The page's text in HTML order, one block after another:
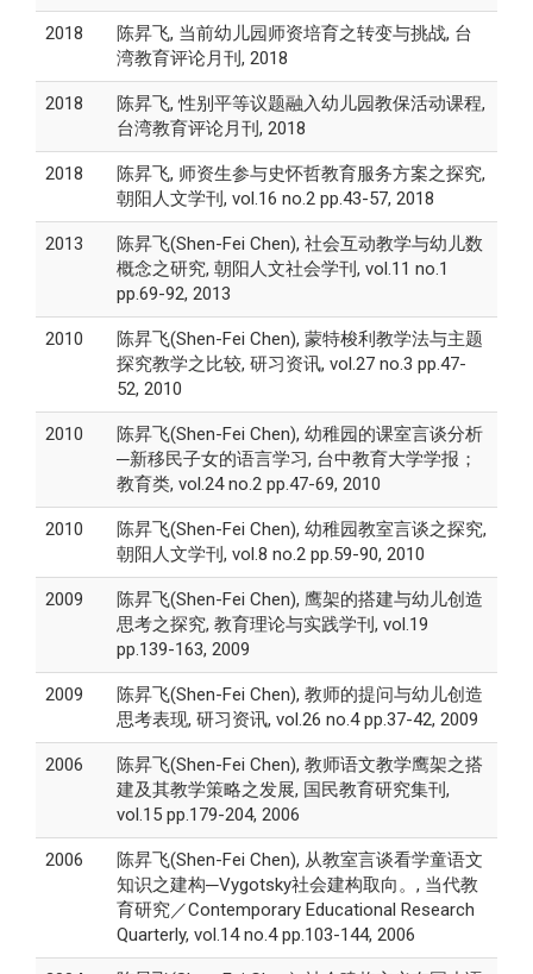
2018
陈昇飞, 当前幼儿园师资培育之转变与挑战, 台
湾教育评论月刊, 2018
2018
陈昇飞, 性别平等议题融入幼儿园教保活动课程,
台湾教育评论月刊, 2018
2018
陈昇飞, 师资生参与史怀哲教育服务方案之探究,
朝阳人文学刊, vol.16 no.2 pp.43-57, 2018
2013
陈昇飞(Shen-Fei Chen), 社会互动教学与幼儿数
概念之研究, 朝阳人文社会学刊, vol.11 no.1
pp.69-92, 2013
2010
陈昇飞(Shen-Fei Chen), 蒙特梭利教学法与主题
探究教学之比较, 研习资讯, vol.27 no.3 pp.47-
52, 2010
2010
陈昇飞(Shen-Fei Chen), 幼稚园的课室言谈分析
─新移民子女的语言学习, 台中教育大学学报；
教育类, vol.24 no.2 pp.47-69, 2010
2010
陈昇飞(Shen-Fei Chen), 幼稚园教室言谈之探究,
朝阳人文学刊, vol.8 no.2 pp.59-90, 2010
2009
陈昇飞(Shen-Fei Chen), 鹰架的搭建与幼儿创造
思考之探究, 教育理论与实践学刊, vol.19
pp.139-163, 2009
2009
陈昇飞(Shen-Fei Chen), 教师的提问与幼儿创造
思考表现, 研习资讯, vol.26 no.4 pp.37-42, 2009
2006
陈昇飞(Shen-Fei Chen), 教师语文教学鹰架之搭
建及其教学策略之发展, 国民教育研究集刊,
vol.15 pp.179-204, 2006
2006
陈昇飞(Shen-Fei Chen), 从教室言谈看学童语文
知识之建构─Vygotsky社会建构取向。, 当代教
育研究／Contemporary Educational Research
Quarterly, vol.14 no.4 pp.103-144, 2006